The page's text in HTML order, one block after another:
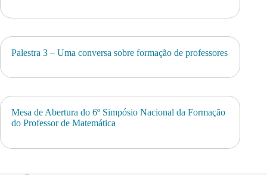
Palestra 3 – Uma conversa sobre formação de professores
Mesa de Abertura do 6º Simpósio Nacional da Formação
do Professor de Matemática